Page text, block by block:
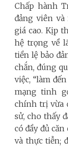
Chấp hành
đảng viên
giá cao. Kịp
hệ trọng về
tiền lệ bảo
chắn, đúng
việc, “làm
mạng tinh
chính trị vừa
sử, cho thấy
có đầy đủ
và thực tiễn;